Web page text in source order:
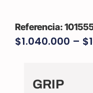
$1.040.000 – $
GRIP